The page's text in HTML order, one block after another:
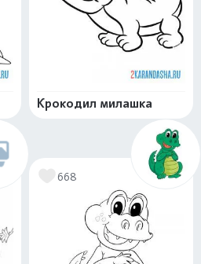
Крокодил милашка
668